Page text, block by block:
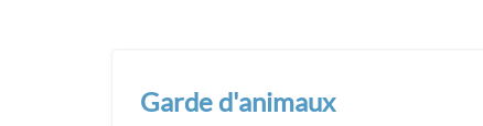
Garde d'animaux